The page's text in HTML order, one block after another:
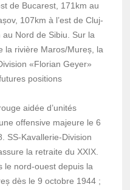
de Bucarest, 171km au
107km à l’est de Cluj-
Nord de Sibiu. Sur la
la rivière Maros/Mureș, la
«Florian Geyer»
positions
aidée d’unités
offensive majeure le 6
SS-Kavallerie-Division
la retraite du XXIX.
le nord-ouest depuis la
dès le 9 octobre 1944 ;